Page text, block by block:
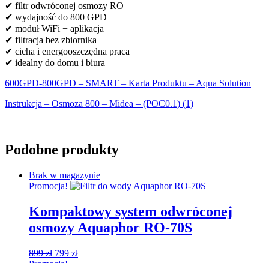
✔ filtr odwróconej osmozy RO
✔ wydajność do 800 GPD
✔ moduł WiFi + aplikacja
✔ filtracja bez zbiornika
✔ cicha i energooszczędna praca
✔ idealny do domu i biura
600GPD-800GPD – SMART – Karta Produktu – Aqua Solution
Instrukcja – Osmoza 800 – Midea – (POC0.1) (1)
Podobne produkty
Brak w magazynie
Promocja!
Kompaktowy system odwróconej
osmozy Aquaphor RO-70S
899zł Pierwotna
799 złAktualna